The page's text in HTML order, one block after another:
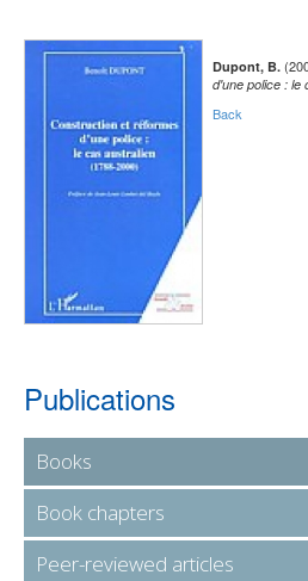
Dupont, B.
d'une police : le
Back
Publications
Books
Book chapters
Peer-reviewed articles